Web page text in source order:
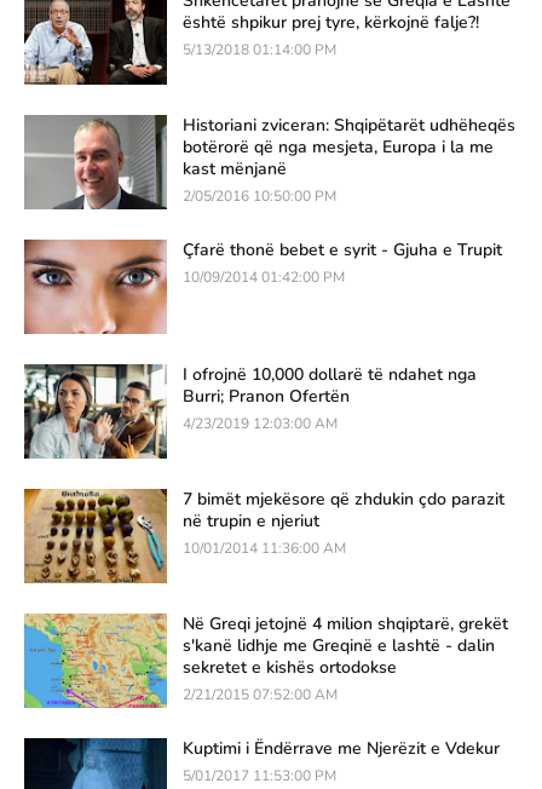
është shpikur prej tyre, kërkojnë falje?!
5/13/2018 01:14:00 PM
Historiani zviceran: Shqipëtarët udhëheqës
botërorë që nga mesjeta, Europa i la me
kast mënjanë
2/05/2016 10:50:00 PM
Çfarë thonë bebet e syrit - Gjuha e Trupit
10/09/2014 01:42:00 PM
I ofrojnë 10,000 dollarë të ndahet nga
Burri; Pranon Ofertën
4/23/2019 12:03:00 AM
7 bimët mjekësore që zhdukin çdo parazit
në trupin e njeriut
10/01/2014 11:36:00 AM
Në Greqi jetojnë 4 milion shqiptarë, grekët
s'kanë lidhje me Greqinë e lashtë - dalin
sekretet e kishës ortodokse
2/21/2015 07:52:00 AM
Kuptimi i Ëndërrave me Njerëzit e Vdekur
5/01/2017 11:53:00 PM